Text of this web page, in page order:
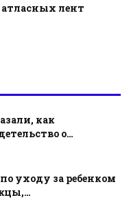
лент
как
о…
уходу за ребенком